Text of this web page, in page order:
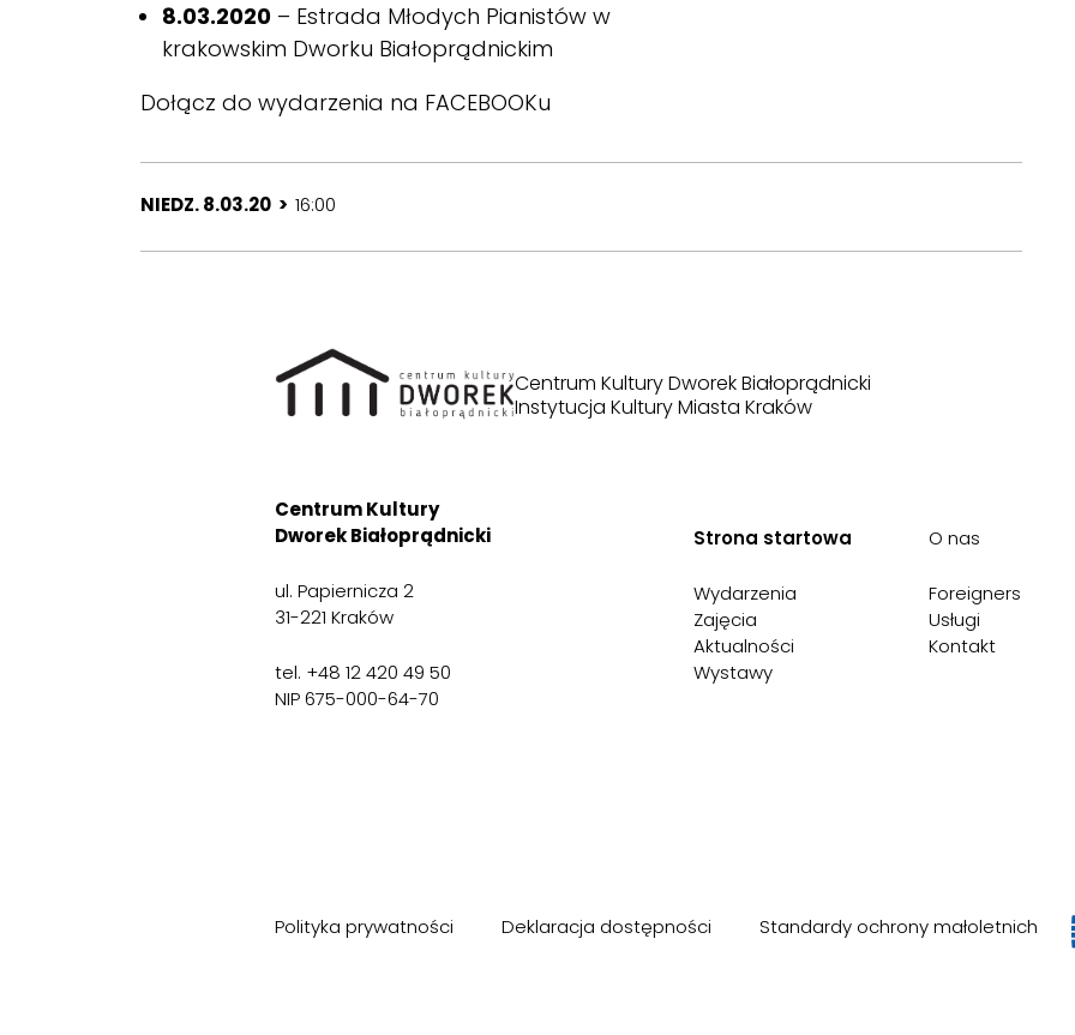
8.03.2020– Estrada Młodych Pianistów w
krakowskim Dworku Białoprądnickim
Dołącz do wydarzenia na FACEBOOKu
NIEDZ. 8.03.20 > 16:00
Centrum Kultury Dworek Białoprądnicki
Instytucja Kultury Miasta Kraków
Centrum Kultury
Dworek Białoprądnicki
ul. Papiernicza 2
31-221 Kraków
tel. +48 12 420 49 50
NIP 675-000-64-70
Strona startowa
Wydarzenia
Zajęcia
Aktualności
Wystawy
O nas
Foreigners
Usługi
Kontakt
Polityka prywatności Deklaracja dostępności Standardy ochrony małoletnich